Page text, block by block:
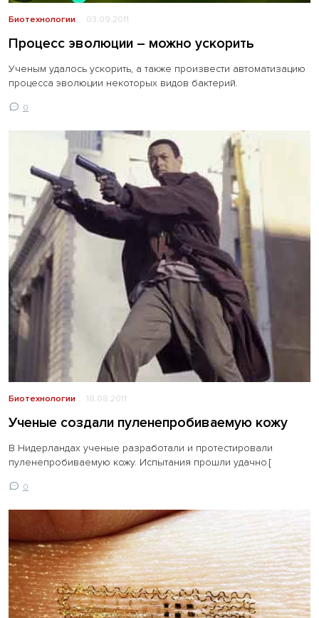
Биотехнологии 03.09.2011
Процесс эволюции – можно ускорить
Ученым удалось ускорить, а также произвести автоматизацию
процесса эволюции некоторых видов бактерий.
0
Биотехнологии 18.08.2011
Ученые создали пуленепробиваемую кожу
В Нидерландах ученые разработали и протестировали
пуленепробиваемую кожу. Испытания прошли удачно.[
0